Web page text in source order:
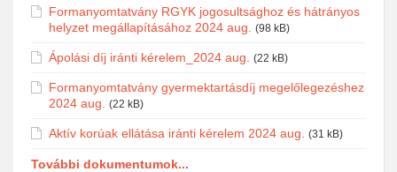
Formanyomtatvány RGYK jogosultsághoz és hátrányos
helyzet megállapításához 2024 aug.
(98 kB)
Ápolási díj iránti kérelem_2024 aug. (22 kB)
Formanyomtatvány gyermektartásdíj megelőlegezéshez
2024 aug.
(22 kB)
Aktív korúak ellátása iránti kérelem 2024 aug. (31 kB)
További dokumentumok...